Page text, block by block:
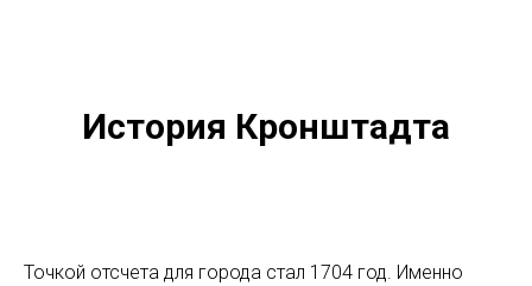
История Кронштадта
Точкой отсчета для города стал 1704 год. Именно